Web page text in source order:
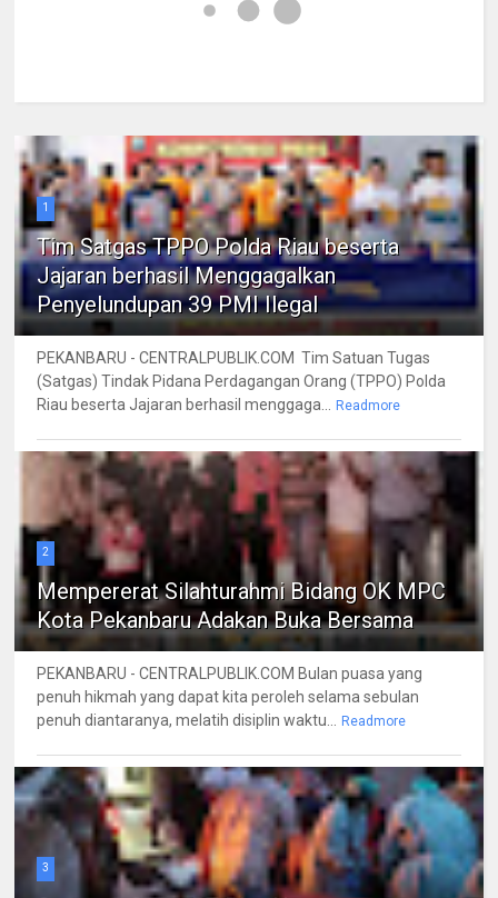
1
Tim Satgas TPPO Polda Riau beserta
Jajaran berhasil Menggagalkan
Penyelundupan 39 PMI Ilegal
PEKANBARU - CENTRALPUBLIK.COM Tim Satuan Tugas
(Satgas) Tindak Pidana Perdagangan Orang (TPPO) Polda
Riau beserta Jajaran berhasil menggaga...
Readmore
2
Mempererat Silahturahmi Bidang OK MPC
Kota Pekanbaru Adakan Buka Bersama
PEKANBARU - CENTRALPUBLIK.COM Bulan puasa yang
penuh hikmah yang dapat kita peroleh selama sebulan
penuh diantaranya, melatih disiplin waktu...
Readmore
3